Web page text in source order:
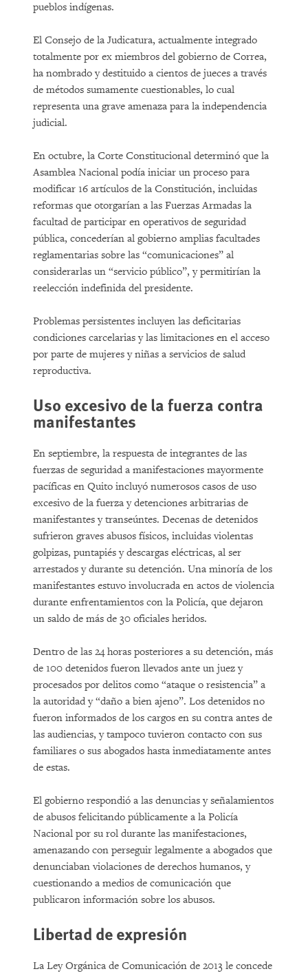
pueblos indígenas.
El Consejo de la Judicatura, actualmente integrado
totalmente por ex miembros del gobierno de Correa,
ha nombrado y destituido a cientos de jueces a través
de métodos sumamente cuestionables, lo cual
representa una grave amenaza para la independencia
judicial.
En octubre, la Corte Constitucional determinó que la
Asamblea Nacional podía iniciar un proceso para
modificar 16 artículos de la Constitución, incluidas
reformas que otorgarían a las Fuerzas Armadas la
facultad de participar en operativos de seguridad
pública, concederían al gobierno amplias facultades
reglamentarias sobre las “comunicaciones” al
considerarlas un “servicio público”, y permitirían la
reelección indefinida del presidente.
Problemas persistentes incluyen las deficitarias
condiciones carcelarias y las limitaciones en el acceso
por parte de mujeres y niñas a servicios de salud
reproductiva.
Uso excesivo de la fuerza contra
manifestantes
En septiembre, la respuesta de integrantes de las
fuerzas de seguridad a manifestaciones mayormente
pacíficas en Quito incluyó numerosos casos de uso
excesivo de la fuerza y detenciones arbitrarias de
manifestantes y transeúntes. Decenas de detenidos
sufrieron graves abusos físicos, incluidas violentas
golpizas, puntapiés y descargas eléctricas, al ser
arrestados y durante su detención. Una minoría de los
manifestantes estuvo involucrada en actos de violencia
durante enfrentamientos con la Policía, que dejaron
un saldo de más de 30 oficiales heridos.
Dentro de las 24 horas posteriores a su detención, más
de 100 detenidos fueron llevados ante un juez y
procesados por delitos como “ataque o resistencia” a
la autoridad y “daño a bien ajeno”. Los detenidos no
fueron informados de los cargos en su contra antes de
las audiencias, y tampoco tuvieron contacto con sus
familiares o sus abogados hasta inmediatamente antes
de estas.
El gobierno respondió a las denuncias y señalamientos
de abusos felicitando públicamente a la Policía
Nacional por su rol durante las manifestaciones,
amenazando con perseguir legalmente a abogados que
denunciaban violaciones de derechos humanos, y
cuestionando a medios de comunicación que
publicaron información sobre los abusos.
Libertad de expresión
La Ley Orgánica de Comunicación de 2013 le concede